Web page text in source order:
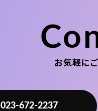
お気軽に
023-672-2237